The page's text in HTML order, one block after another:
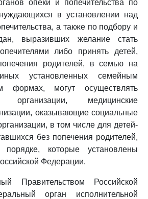
опеки и попечительства по
в установлении над
а также по подбору и
выразивших желание стать
либо принять детей,
родителей, в семью на
установленных семейным
формах, могут осуществлять
организации, медицинские
оказывающие социальные
в том числе для детей-
без попечения родителей,
которые установлены
Федерации.
Правительством Российской
орган исполнительной